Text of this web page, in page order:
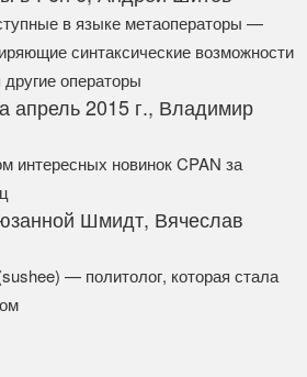
в языке метаоператоры —
синтаксические возможности
операторы
апрель 2015 г., Владимир
интересных новинок CPAN за
Шмидт, Вячеслав
— политолог, которая стала